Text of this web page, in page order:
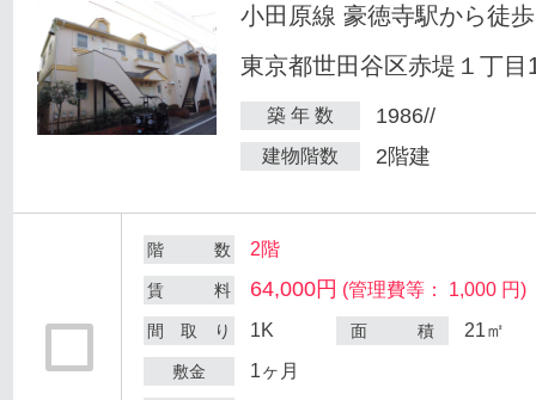
小田原線 豪徳寺駅から徒
東京都世田谷区赤堤１丁目
築 年 数 1986//
建物階数 2階建
階 数 2階
賃 料 64,000円 (管理費等： 1,000 円)
間 取 り 1K 面 積 21㎡
敷金 1ヶ月